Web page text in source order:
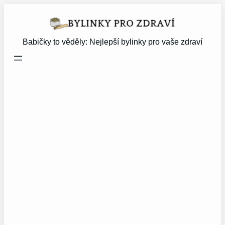
Babičky to věděly: Nejlepší bylinky pro vaše zdraví